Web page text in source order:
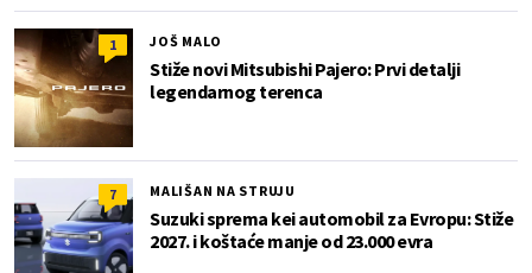
1 JOŠ MALO
Stiže novi Mitsubishi Pajero: Prvi detalji
legendarnog terenca
7 MALIŠAN NA STRUJU
Suzuki sprema kei automobil za Evropu: Stiže
2027. i koštaće manje od 23.000 evra